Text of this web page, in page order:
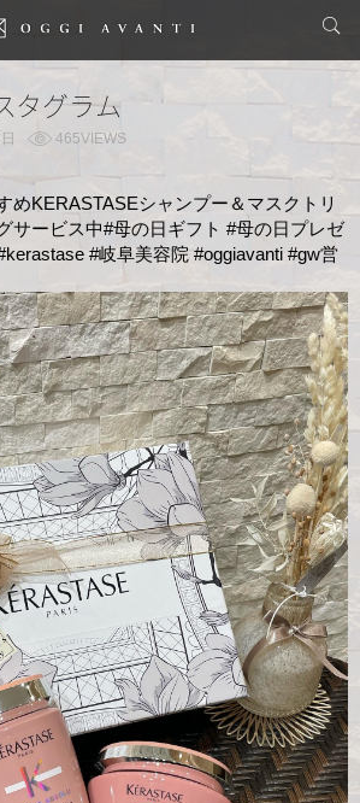
タグラム
465VIEWS
めKERASTASEシャンプー＆マスクトリ
サービス中︎#母の日ギフト #母の日プレゼ
#岐阜美容院 #oggiavanti #gw営